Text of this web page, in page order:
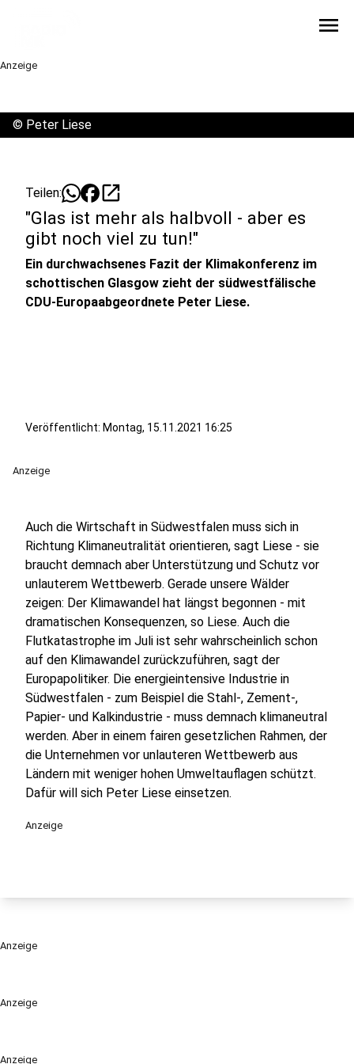
menu
Anzeige
Anzeige
Anzeige
© Peter Liese
Teilen: open_in_new
"Glas ist mehr als halbvoll - aber es
gibt noch viel zu tun!"
Ein durchwachsenes Fazit der Klimakonferenz im
schottischen Glasgow zieht der südwestfälische
CDU-Europaabgeordnete Peter Liese.
Veröffentlicht: Montag, 15.11.2021 16:25
Anzeige
Auch die Wirtschaft in Südwestfalen muss sich in
Richtung Klimaneutralität orientieren, sagt Liese - sie
braucht demnach aber Unterstützung und Schutz vor
unlauterem Wettbewerb. Gerade unsere Wälder
zeigen: Der Klimawandel hat längst begonnen - mit
dramatischen Konsequenzen, so Liese. Auch die
Flutkatastrophe im Juli ist sehr wahrscheinlich schon
auf den Klimawandel zurückzuführen, sagt der
Europapolitiker. Die energieintensive Industrie in
Südwestfalen - zum Beispiel die Stahl-, Zement-,
Papier- und Kalkindustrie - muss demnach klimaneutral
werden. Aber in einem fairen gesetzlichen Rahmen, der
die Unternehmen vor unlauteren Wettbewerb aus
Ländern mit weniger hohen Umweltauflagen schützt.
Dafür will sich Peter Liese einsetzen.
Anzeige
Anzeige